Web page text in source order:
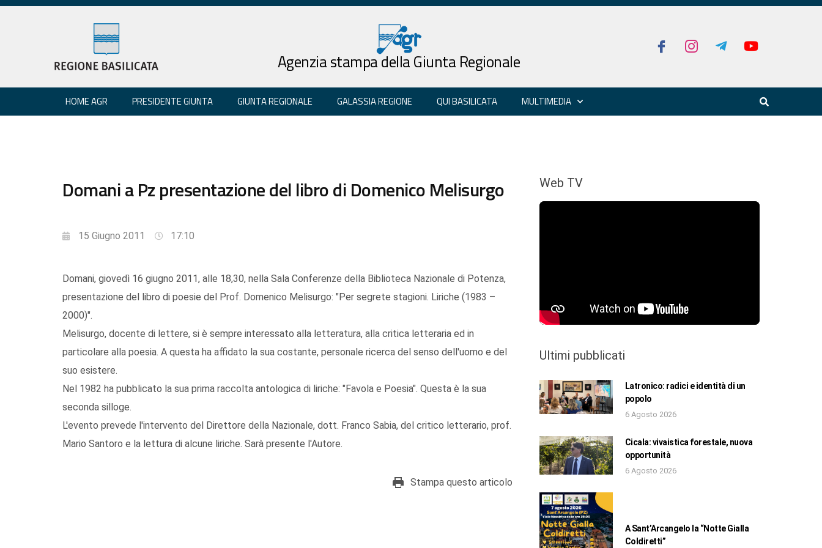
Agenzia stampa della Giunta Regionale
HOME AGR PRESIDENTE GIUNTA GIUNTA REGIONALE GALASSIA REGIONE QUI BASILICATA MULTIMEDIA
Domani a Pz presentazione del libro di Domenico Melisurgo
15 Giugno 2011 17:10
Domani, giovedì 16 giugno 2011, alle 18,30, nella Sala Conferenze della Biblioteca Nazionale di Potenza,
presentazione del libro di poesie del Prof. Domenico Melisurgo: "Per segrete stagioni. Liriche (1983 –
2000)".
Melisurgo, docente di lettere, si è sempre interessato alla letteratura, alla critica letteraria ed in
particolare alla poesia. A questa ha affidato la sua costante, personale ricerca del senso dell'uomo e del
suo esistere.
Nel 1982 ha pubblicato la sua prima raccolta antologica di liriche: "Favola e Poesia". Questa è la sua
seconda silloge.
L'evento prevede l'intervento del Direttore della Nazionale, dott. Franco Sabia, del critico letterario, prof.
Mario Santoro e la lettura di alcune liriche. Sarà presente l'Autore.
Stampa questo articolo
Web TV
Ultimi pubblicati
Latronico: radici e identità di un
popolo
6 Agosto 2026
Cicala: vivaistica forestale, nuova
opportunità
6 Agosto 2026
A Sant’Arcangelo la “Notte Gialla
Coldiretti”